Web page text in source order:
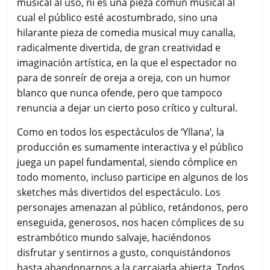
cual el público esté acostumbrado, sino una
hilarante pieza de comedia musical muy canalla,
radicalmente divertida, de gran creatividad e
imaginación artística, en la que el espectador no
para de sonreír de oreja a oreja, con un humor
blanco que nunca ofende, pero que tampoco
renuncia a dejar un cierto poso crítico y cultural.
Como en todos los espectáculos de ‘Yllana’, la
producción es sumamente interactiva y el público
juega un papel fundamental, siendo cómplice en
todo momento, incluso participe en algunos de los
sketches más divertidos del espectáculo. Los
personajes amenazan al público, retándonos, pero
enseguida, generosos, nos hacen cómplices de su
estrambótico mundo salvaje, haciéndonos
disfrutar y sentirnos a gusto, conquistándonos